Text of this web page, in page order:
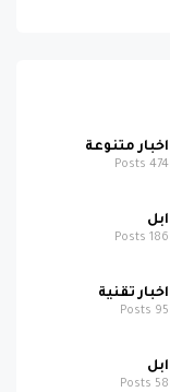
اخبار متنوعة
474
ابل
186
اخبار تقنية
95
ابل
58